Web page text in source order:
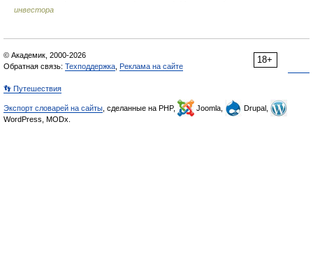
инвестора
18+
© Академик, 2000-2026
Обратная связь: Техподдержка Реклама на сайте
👣 Путешествия
Экспорт словарей на сайты , сделанные на PHP, Joomla,
Drupal,
WordPress, MODx.